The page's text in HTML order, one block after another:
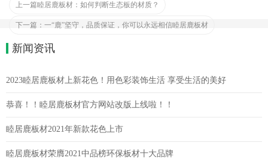
上一篇睦居鹿板材：如何判断生态板的材质？
下一篇： 一“鹿”坚守，品质保证，你可以永远相信睦居鹿板材
新闻资讯
2023睦居鹿板材上新花色！用色彩装饰生活 享受生活的美好
恭喜！！睦居鹿板材官方网站改版上线啦！！
睦居鹿板材2021年新款花色上市
睦居鹿板材荣膺2021中品榜环保板材十大品牌